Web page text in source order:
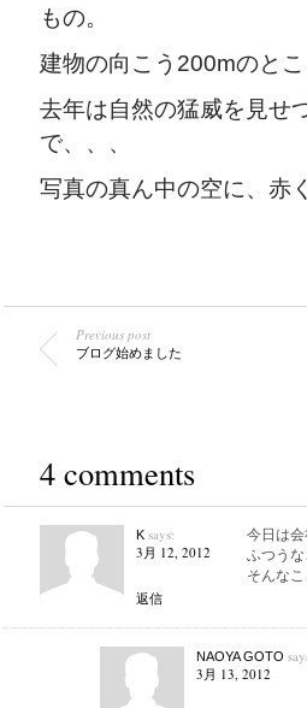
もの。
建物の向こう200mのとこ
去年は自然の猛威を見せ
で、、、
写真の真ん中の空に、赤
Previous post
ブログ始めました
4 comments
Ksays:
3月 12, 2012
返信
今日は
ふつうな
そんなこ
NAOYA GOTO
3月 13, 2012